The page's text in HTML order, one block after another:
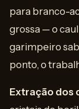
para branco-
grossa — o
garimpeiro
ponto, o
Extração dos